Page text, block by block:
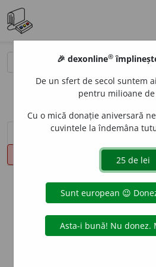
sinteza definițiilor (1) definiții
info
Aceste definiții sunt
echipa dexonline.
originale se află
Puteți reordona
🎉 dexonline®
De un sfert de secol suntem
pentru milioane
Cu o mică donație aniversară
cuvintele la îndemâna